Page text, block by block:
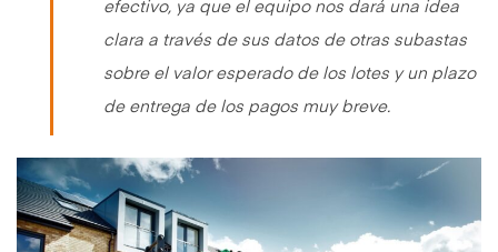
efectivo, ya que el equipo nos dará una idea
clara a través de sus datos de otras subastas
sobre el valor esperado de los lotes y un plazo
de entrega de los pagos muy breve.